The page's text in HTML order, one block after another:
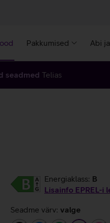
Pakkumised Abi
seadmed Telias
Energiaklass: B
Lisainfo EPREL-i
Seadme värv: valge